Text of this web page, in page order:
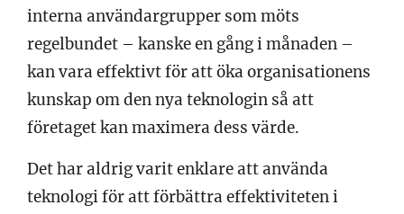
interna användargrupper som möts
regelbundet – kanske en gång i månaden –
kan vara effektivt för att öka organisationens
kunskap om den nya teknologin så att
företaget kan maximera dess värde.
Det har aldrig varit enklare att använda
teknologi för att förbättra effektiviteten i